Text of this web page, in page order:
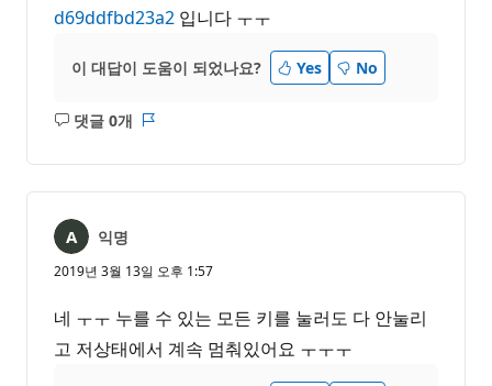
d69ddfbd23a2 입니다 ㅜㅜ
이 대답이 도움이 되었나요? Yes No
댓글 0개
설
음
익명
2019년 3월 13일 오후 1:57
네 ㅜㅜ 누를 수 있는 모든 키를 눌러도 다 안눌리
고 저상태에서 계속 멈춰있어요 ㅜㅜㅜ